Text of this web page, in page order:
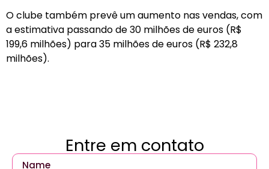
O clube também prevê um aumento nas vendas, com
a estimativa passando de 30 milhões de euros (R$
199,6 milhões) para 35 milhões de euros (R$ 232,8
milhões).
Entre em contato